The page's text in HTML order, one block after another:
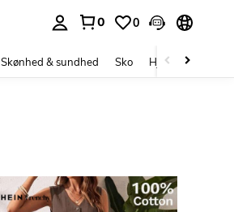
0 0
Skønhed & sundhed Sko Hjem Tekstiler